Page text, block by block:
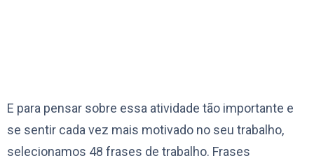
E para pensar sobre essa atividade tão importante e
se sentir cada vez mais motivado no seu trabalho,
selecionamos 48 frases de trabalho. Frases